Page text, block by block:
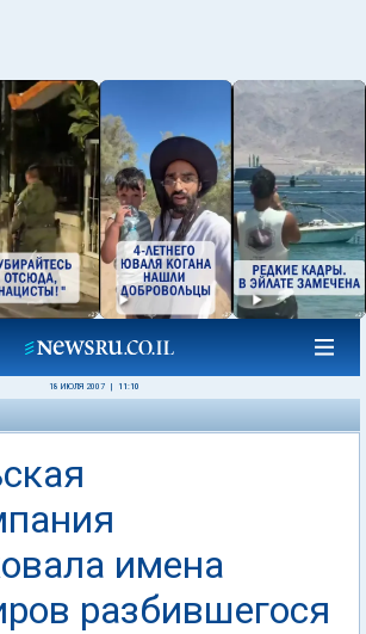
18 ИЮЛЯ 2007 11:10
имена
разбившегося